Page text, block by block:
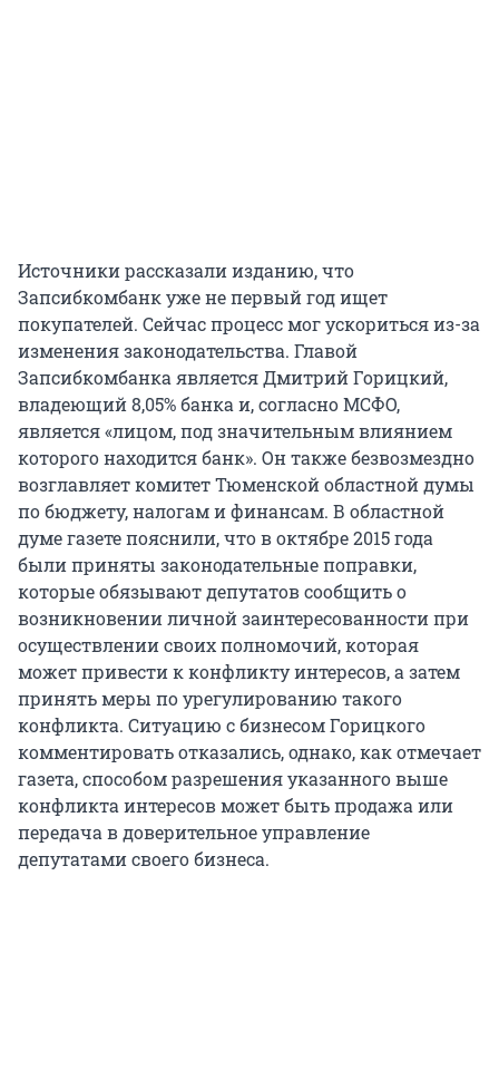
Источники рассказали изданию, что
Запсибкомбанк уже не первый год ищет
покупателей. Сейчас процесс мог ускориться из-за
изменения законодательства. Главой
Запсибкомбанка является Дмитрий Горицкий,
владеющий 8,05% банка и, согласно МСФО,
является «лицом, под значительным влиянием
которого находится банк». Он также безвозмездно
возглавляет комитет Тюменской областной думы
по бюджету, налогам и финансам. В областной
думе газете пояснили, что в октябре 2015 года
были приняты законодательные поправки,
которые обязывают депутатов сообщить о
возникновении личной заинтересованности при
осуществлении своих полномочий, которая
может привести к конфликту интересов, а затем
принять меры по урегулированию такого
конфликта. Ситуацию с бизнесом Горицкого
комментировать отказались, однако, как отмечает
газета, способом разрешения указанного выше
конфликта интересов может быть продажа или
передача в доверительное управление
депутатами своего бизнеса.